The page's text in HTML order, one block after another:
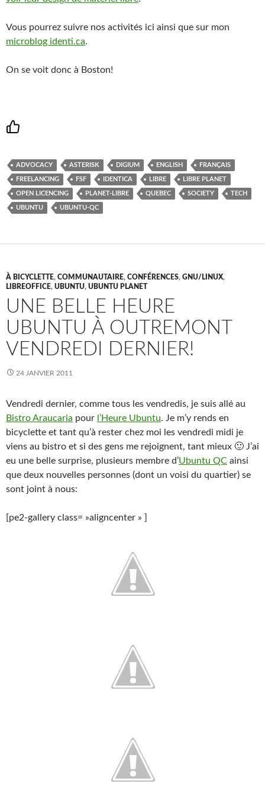
Vous pourrez suivre nos activités ici ainsi que sur mon
microblog identi.ca.
On se voit donc à Boston!
ADVOCACY ASTERISK DIGIUM ENGLISH FRANÇAIS
FREELANCING FSF IDENTICA LIBRE LIBRE PLANET
OPEN LICENCING PLANET-LIBRE QUEBEC SOCIETY TECH
UBUNTU UBUNTU-QC
À BICYCLETTE, COMMUNAUTAIRE, CONFÉRENCES, GNU/LINUX,
LIBREOFFICE, UBUNTU, UBUNTU PLANET
UNE BELLE HEURE
UBUNTU À OUTREMONT
VENDREDI DERNIER!
24 JANVIER 2011
Vendredi dernier, comme tous les vendredis, je suis allé au
Bistro Araucaria pour l’Heure Ubuntu. Je m’y rends en
bicyclette et tant qu’à rester chez moi les vendredi midi je
viens au bistro et si des gens me rejoignent, tant mieux 🙂 J’ai
eu une belle surprise, plusieurs membre d’Ubuntu QC ainsi
que deux nouvelles personnes (dont un voisi du quartier) se
sont joint à nous:
[pe2-gallery class= »aligncenter » ]